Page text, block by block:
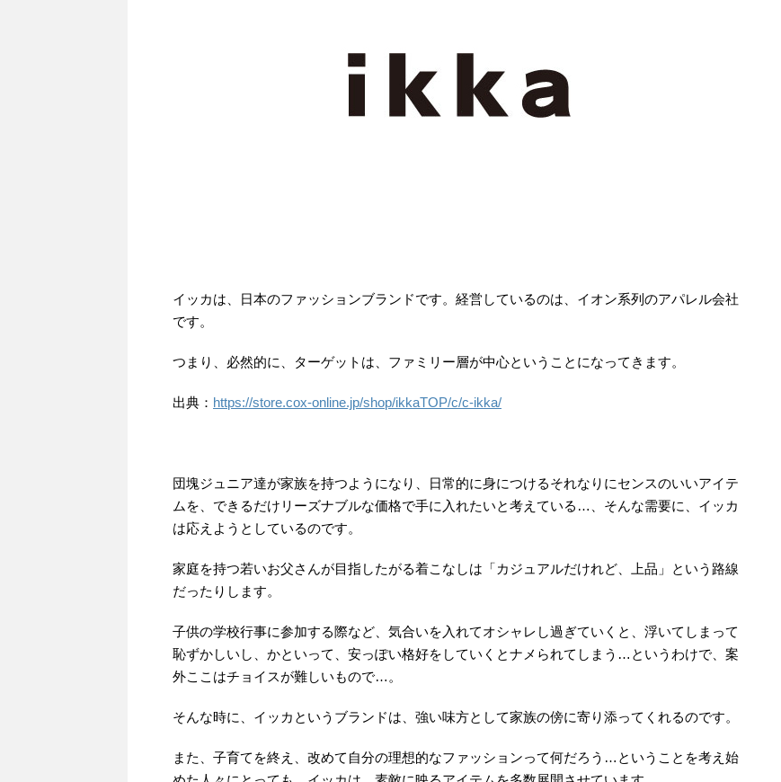
イッカは、日本のファッションブランドです。経営しているのは、イオン系列のアパレル会社
です。
つまり、必然的に、ターゲットは、ファミリー層が中心ということになってきます。
出典： https://store.cox-online.jp/shop/ikkaTOP/c/c-ikka/
団塊ジュニア達が家族を持つようになり、日常的に身につけるそれなりにセンスのいいアイテ
ムを、できるだけリーズナブルな価格で手に入れたいと考えている…、そんな需要に、イッカ
は応えようとしているのです。
家庭を持つ若いお父さんが目指したがる着こなしは「カジュアルだけれど、上品」という路線
だったりします。
子供の学校行事に参加する際など、気合いを入れてオシャレし過ぎていくと、浮いてしまって
恥ずかしいし、かといって、安っぽい格好をしていくとナメられてしまう…というわけで、案
外ここはチョイスが難しいもので…。
そんな時に、イッカというブランドは、強い味方として家族の傍に寄り添ってくれるのです。
また、子育てを終え、改めて自分の理想的なファッションって何だろう…ということを考え始